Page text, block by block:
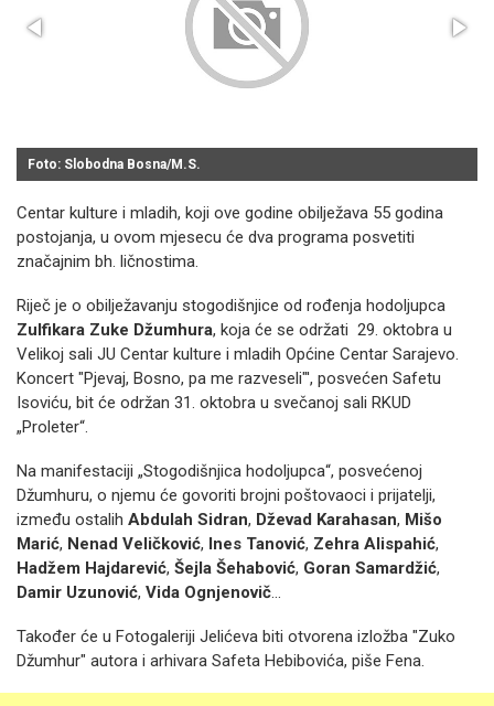
Foto: Slobodna Bosna/M.S.
Centar kulture i mladih, koji ove godine obilježava 55 godina
postojanja, u ovom mjesecu će dva programa posvetiti
značajnim bh. ličnostima.
Riječ je o obilježavanju stogodišnjice od rođenja hodoljupca
Zulfikara Zuke Džumhura, koja će se održati 29. oktobra u
Velikoj sali JU Centar kulture i mladih Općine Centar Sarajevo.
Koncert "Pjevaj, Bosno, pa me razveseli"', posvećen Safetu
Isoviću, bit će održan 31. oktobra u svečanoj sali RKUD
„Proleter“.
Na manifestaciji „Stogodišnjica hodoljupca“, posvećenoj
Džumhuru, o njemu će govoriti brojni poštovaoci i prijatelji,
između ostalih Abdulah Sidran, Dževad Karahasan, Mišo
Marić, Nenad Veličković, Ines Tanović, Zehra Alispahić,
Hadžem Hajdarević, Šejla Šehabović, Goran Samardžić,
Damir Uzunović, Vida Ognjenovič...
Također će u Fotogaleriji Jelićeva biti otvorena izložba "Zuko
Džumhur" autora i arhivara Safeta Hebibovića, piše Fena.